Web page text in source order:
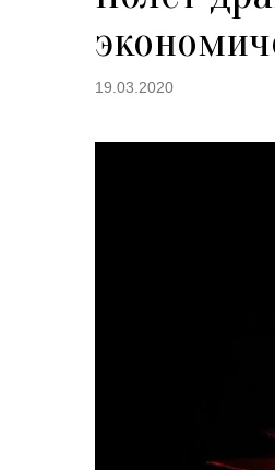
19.03.2020